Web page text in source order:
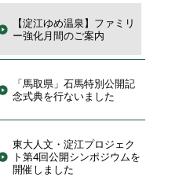
【淀江ゆめ温泉】ファミリ
ー強化月間のご案内
「馬取県」石馬特別公開記
念式典を行ないました
東大人文・淀江プロジェク
ト第4回公開シンポジウムを
開催しました